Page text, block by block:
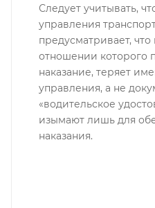
Следует учитывать,
управления
предусматривает,
отношении которого
наказание, теряет
управления, а не
«водительское
изымают лишь для
наказания.